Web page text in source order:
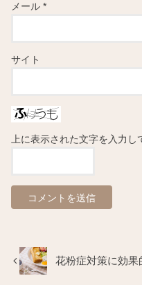
メール*
サイト
上に表示された文字を入力し
花粉症対策に効果